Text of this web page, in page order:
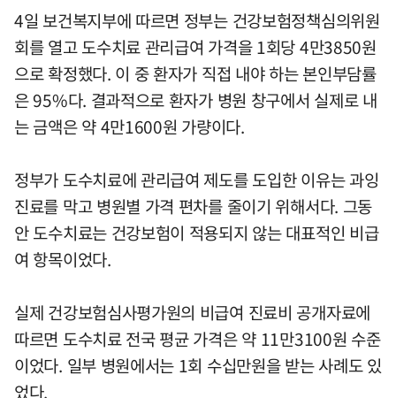
4일 보건복지부에 따르면 정부는 건강보험정책심의위원
회를 열고 도수치료 관리급여 가격을 1회당 4만3850원
으로 확정했다. 이 중 환자가 직접 내야 하는 본인부담률
은 95%다. 결과적으로 환자가 병원 창구에서 실제로 내
는 금액은 약 4만1600원 가량이다.
정부가 도수치료에 관리급여 제도를 도입한 이유는 과잉
진료를 막고 병원별 가격 편차를 줄이기 위해서다. 그동
안 도수치료는 건강보험이 적용되지 않는 대표적인 비급
여 항목이었다.
실제 건강보험심사평가원의 비급여 진료비 공개자료에
따르면 도수치료 전국 평균 가격은 약 11만3100원 수준
이었다. 일부 병원에서는 1회 수십만원을 받는 사례도 있
었다.